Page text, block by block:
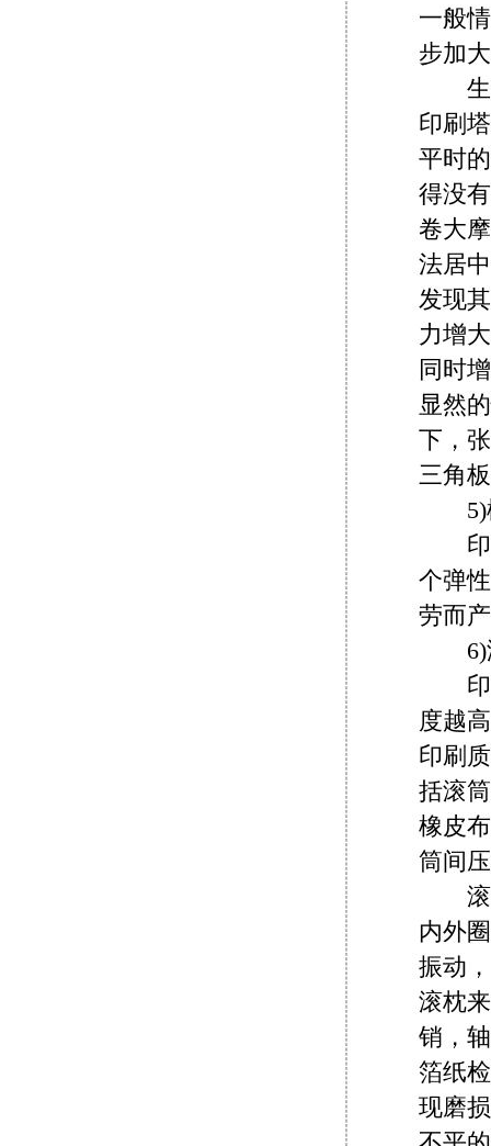
一般
步加
生产
印刷
平时
得没
卷大
法居
发现
力增
同时
显然
下，
三角
5)橡
印刷
个弹
劳而
6)滚
印刷
度越
印刷
括滚
橡皮
筒间
滚筒
内外
振动
滚枕
销，
箔纸
现磨